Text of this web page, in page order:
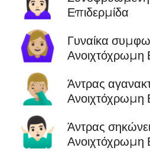
Επιδερμίδα
🙆🏼‍♀️
Γυναίκα
Ανοιχτόχρωμη
🤦🏼‍♂️
Άντρας
Ανοιχτόχρωμη
🤷🏻‍♂️
Άντρας
Ανοιχτόχρωμη